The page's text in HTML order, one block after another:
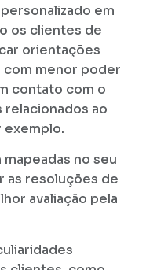
em
os clientes de
orientações
menor poder
contato com o
relacionados ao
exemplo.
no seu
as resoluções de
avaliação pela